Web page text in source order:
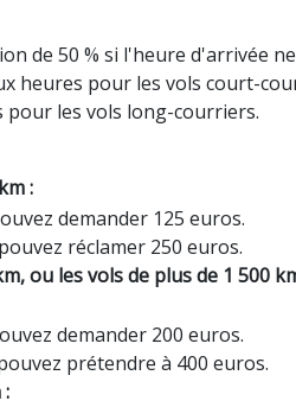
de 50 % si l'heure d'arrivée
heures pour les vols court-
les vols long-courriers.
:
demander 125 euros.
réclamer 250 euros.
ou les vols de plus de 1 500
demander 200 euros.
prétendre à 400 euros.